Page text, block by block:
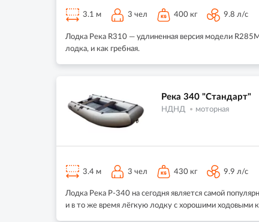
3.1 м 3 чел 400 кг 9.8 л/с
Лодка Река R310 — удлиненная версия модели
лодка, и как гребная.
Река 340 "Стандарт"
НДНД моторная
3.4 м 3 чел 430 кг 9.9 л/с
Лодка Река Р-340 на сегодня является самой
и в то же время лёгкую лодку с хорошими ходовыми